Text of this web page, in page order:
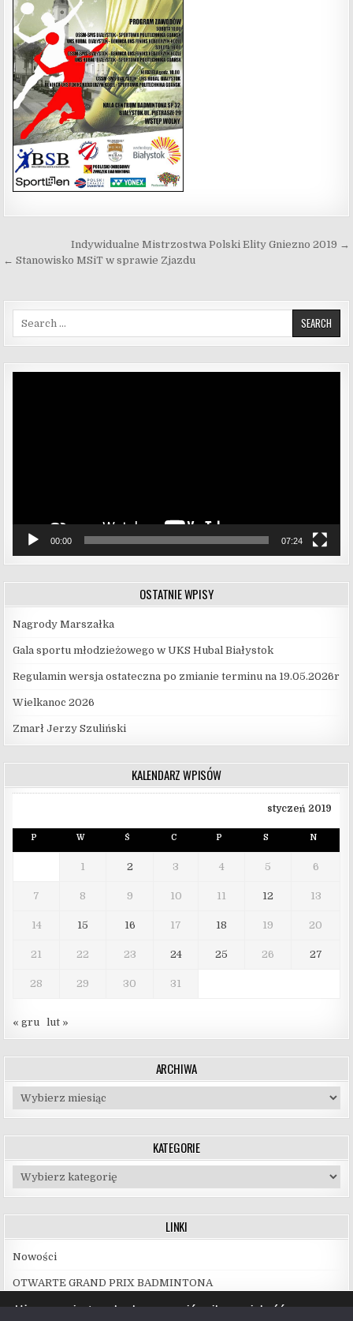
Nawigacja wpisu
Indywidualne Mistrzostwa Polski Elity Gniezno 2019 →
← Stanowisko MSiT w sprawie Zjazdu
Search for:
00:00 07:24
OSTATNIE WPISY
Nagrody Marszałka
Gala sportu młodzieżowego w UKS Hubal Białystok
Regulamin wersja ostateczna po zmianie terminu na 19.05.2026r
Wielkanoc 2026
Zmarł Jerzy Szuliński
KALENDARZ WPISÓW
styczeń 2019
P W Ś C P S N
1 2 3 4 5 6
7 8 9 10 11 12 13
14 15 16 17 18 19 20
21 22 23 24 25 26 27
28 29 30 31
« gru lut »
ARCHIWA
Archiwa
KATEGORIE
Kategorie
LINKI
Nowości
OTWARTE GRAND PRIX BADMINTONA
Używamy ciasteczek, aby zapewnić najlepszą jakość